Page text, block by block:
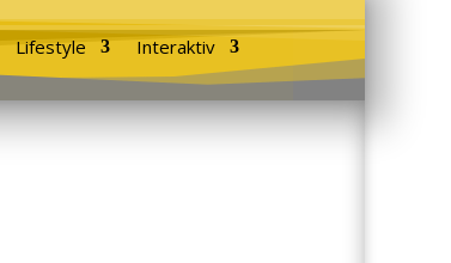
Lifestyle
Interaktiv